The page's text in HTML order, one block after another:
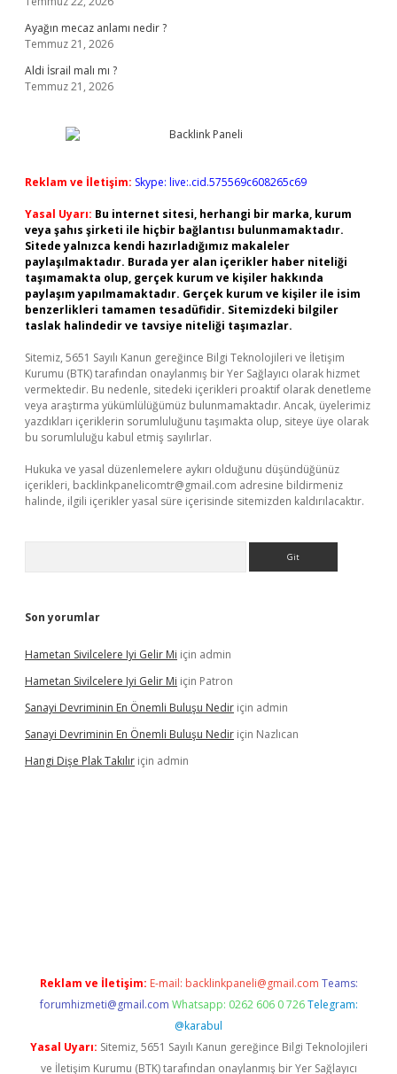
Ayağın mecaz anlamı nedir ?
Temmuz 21, 2026
Aldi İsrail malı mı ?
Temmuz 21, 2026
Reklam ve İletişim: Skype: live:.cid.575569c608265c69
Yasal Uyarı: Bu internet sitesi, herhangi bir marka, kurum
veya şahıs şirketi ile hiçbir bağlantısı bulunmamaktadır.
Sitede yalnızca kendi hazırladığımız makaleler
paylaşılmaktadır. Burada yer alan içerikler haber niteliği
taşımamakta olup, gerçek kurum ve kişiler hakkında
paylaşım yapılmamaktadır. Gerçek kurum ve kişiler ile isim
benzerlikleri tamamen tesadüfidir. Sitemizdeki bilgiler
taslak halindedir ve tavsiye niteliği taşımazlar.
Sitemiz, 5651 Sayılı Kanun gereğince Bilgi Teknolojileri ve İletişim
Kurumu (BTK) tarafından onaylanmış bir Yer Sağlayıcı olarak hizmet
vermektedir. Bu nedenle, sitedeki içerikleri proaktif olarak denetleme
veya araştırma yükümlülüğümüz bulunmamaktadır. Ancak, üyelerimiz
yazdıkları içeriklerin sorumluluğunu taşımakta olup, siteye üye olarak
bu sorumluluğu kabul etmiş sayılırlar.
Hukuka ve yasal düzenlemelere aykırı olduğunu düşündüğünüz
içerikleri, backlinkpanelicomtr@gmail.com adresine bildirmeniz
halinde, ilgili içerikler yasal süre içerisinde sitemizden kaldırılacaktır.
Son yorumlar
Hametan Sivilcelere Iyi Gelir Mi için admin
Hametan Sivilcelere Iyi Gelir Mi için Patron
Sanayi Devriminin En Önemli Buluşu Nedir için admin
Sanayi Devriminin En Önemli Buluşu Nedir için Nazlıcan
Hangi Dişe Plak Takılır için admin
Reklam ve İletişim: E-mail: backlinkpaneli@gmail.com Teams:
forumhizmeti@gmail.com Whatsapp: 0262 606 0 726 Telegram:
@karabul
Yasal Uyarı: Sitemiz, 5651 Sayılı Kanun gereğince Bilgi Teknolojileri
ve İletişim Kurumu (BTK) tarafından onaylanmış bir Yer Sağlayıcı